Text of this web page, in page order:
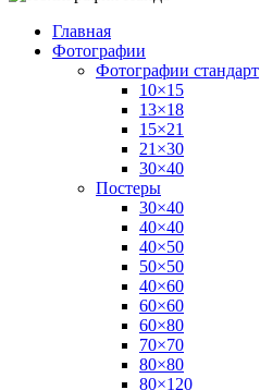
Главная
Фотографии
Фотографии стандарт
10×15
13×18
15×21
21×30
30×40
Постеры
30×40
40×40
40×50
50×50
40×60
60×60
60×80
70×70
80×80
80×120